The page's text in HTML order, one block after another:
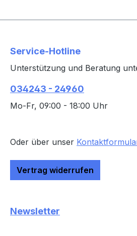
Service-Hotline
Unterstützung und Beratung
034243 - 24960
Mo-Fr, 09:00 - 18:00 Uhr
Oder über unser
Vertrag widerrufen
Newsletter